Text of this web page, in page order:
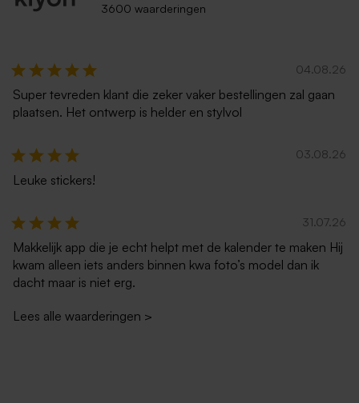
3600 waarderingen
04.08.26
Super tevreden klant die zeker vaker bestellingen zal gaan
plaatsen. Het ontwerp is helder en stylvol
03.08.26
Leuke stickers!
31.07.26
Makkelijk app die je echt helpt met de kalender te maken Hij
kwam alleen iets anders binnen kwa foto’s model dan ik
dacht maar is niet erg.
Lees alle waarderingen >